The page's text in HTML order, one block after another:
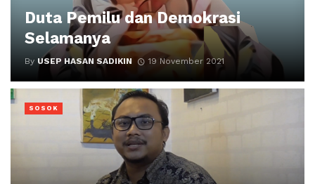
Duta Pemilu dan Demokrasi
Selamanya
By USEP HASAN SADIKIN 19 November 2021
SOSOK